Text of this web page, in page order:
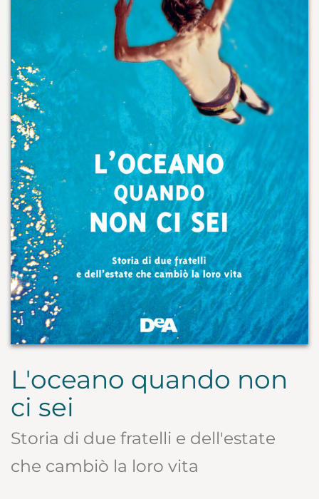
L'oceano quando non
ci sei
Storia di due fratelli e dell'estate
che cambiò la loro vita